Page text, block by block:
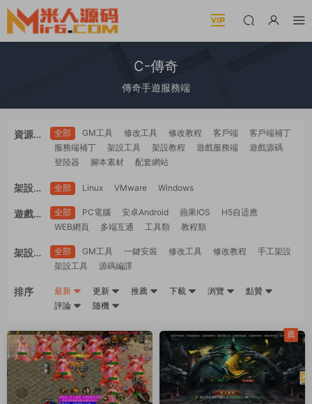
C-傳奇
傳奇手遊服務端
資源類
全部 GM工具 修改工具 修改教程 客戶端
客戶端補丁
服務端補丁
架設工具 架設教程 遊戲服務端
遊戲源碼
登陸器
腳本素材 配套網站
架設系
全部 Linux VMware Windows
遊戲平
全部 PC電腦 安卓Android 蘋果IOS
H5自适應
WEB網頁
多端互通 工具類 教程類
架設難
全部 GM工具 一鍵安裝 修改工具 修改教程
手工架設
架設工具
源碼編譯
排序 最新 更新 推薦 下載 浏覽
點贊
評論
随機
薦